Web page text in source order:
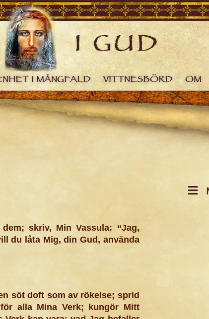
I MÅNGFALD VITTNESBÖRD OM
skriv, Min Vassula: “Jag,
du låta Mig, din Gud, använda
söt doft som av rökelse; sprid
alla Mina Verk; kungör Mitt